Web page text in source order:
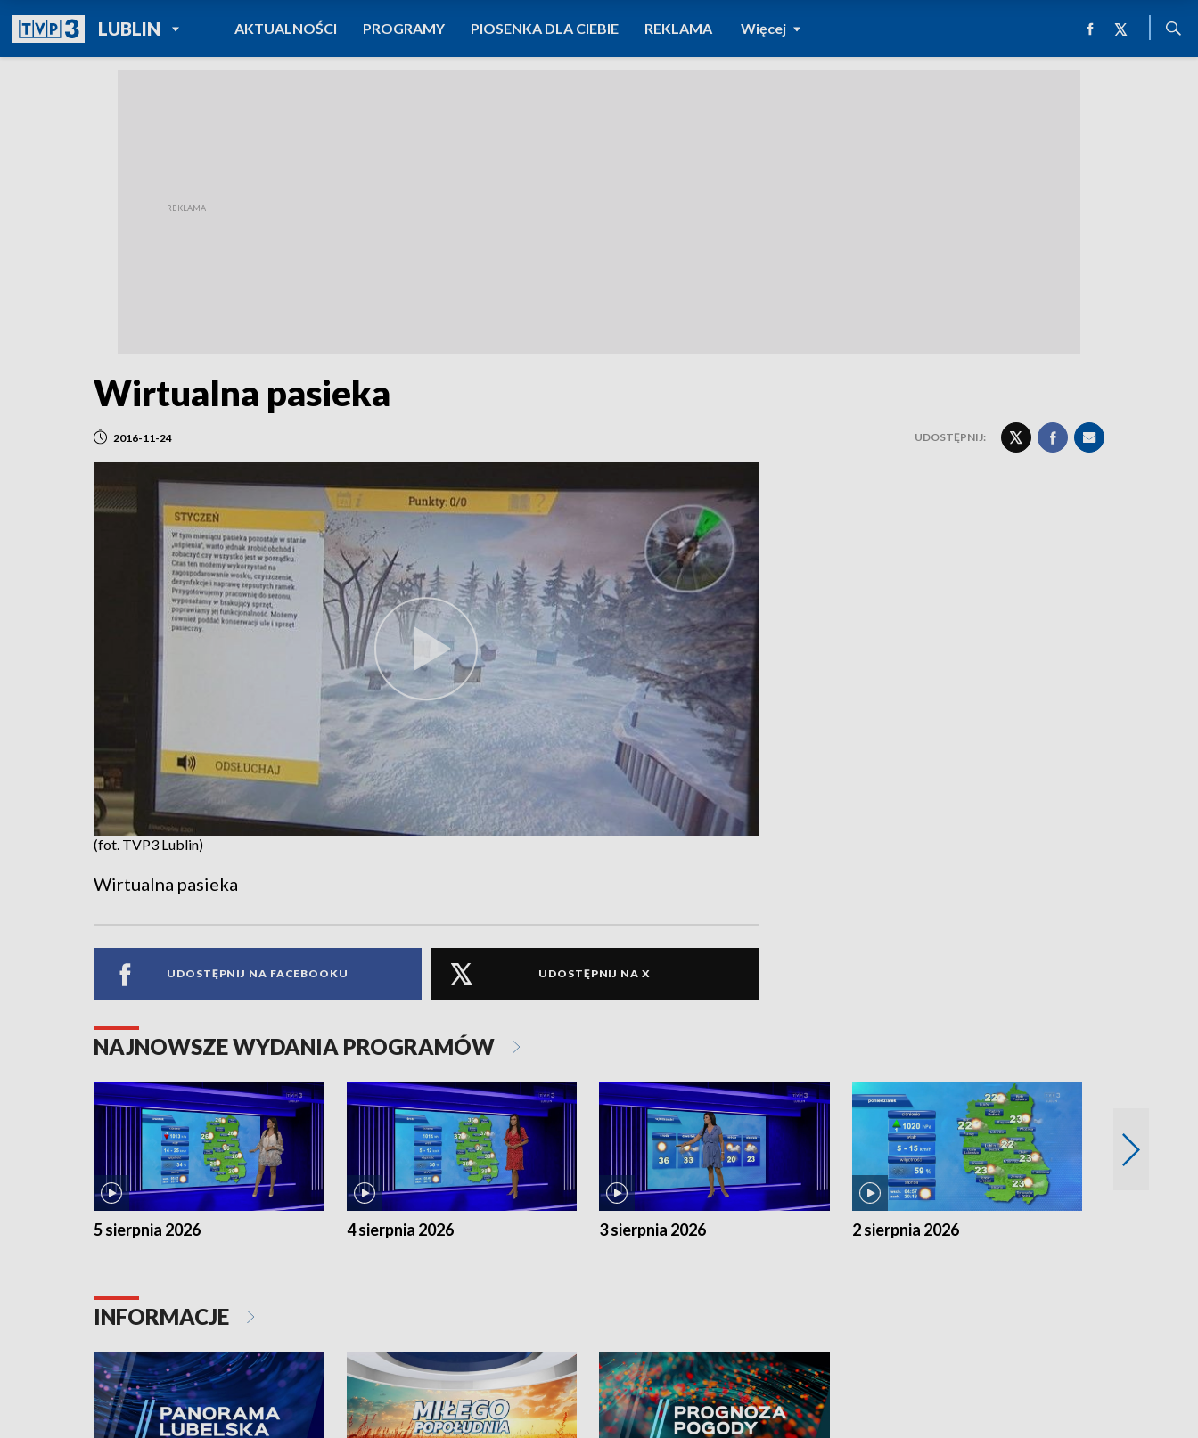
LUBLINPOWRÓT DO
TVP REGIONY
AKTUALNOŚCI PROGRAMY PIOSENKA DLA CIEBIE REKLAMA Więcej
Wirtualna pasieka
2016-11-24 UDOSTĘPNIJ:
(fot. TVP3 Lublin)
Wirtualna pasieka
UDOSTĘPNIJ NA FACEBOOKU UDOSTĘPNIJ NA X
NAJNOWSZE WYDANIA PROGRAMÓW
5 sierpnia 2026 4 sierpnia 2026 3 sierpnia 2026 2 sierpnia 2026
INFORMACJE